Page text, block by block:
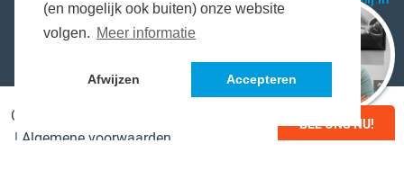
(en mogelijk ook buiten) onze website
volgen. Meer informatie
Afwijzen Accepteren
BEL ONS NU!
Copyright © Logwin Air + Ocean The Netherlands B.V.
| Algemene voorwaarden